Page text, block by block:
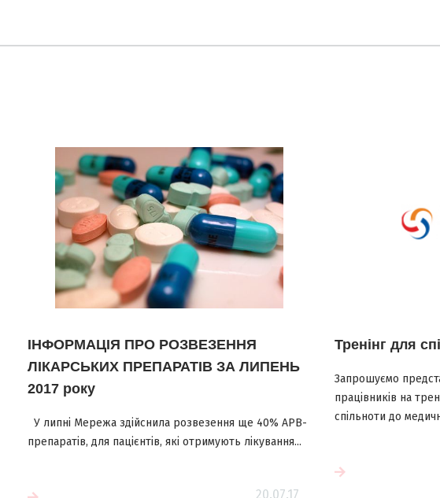
ІНФОРМАЦІЯ ПРО РОЗВЕЗЕННЯ
ЛІКАРСЬКИХ ПРЕПАРАТІВ ЗА ЛИПЕНЬ
2017 року
У липні Мережа здійснила розвезення ще 40% АРВ-
препаратів, для пацієнтів, які отримують лікування...
20.07.17
Тренінг для
Запрошуємо
працівників на
спільноти до